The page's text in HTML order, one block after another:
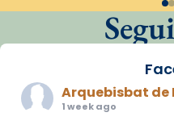
Arquebisbat de
1 week ago